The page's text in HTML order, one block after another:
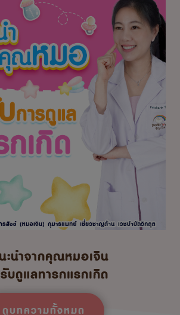
ะนำจากคุณหมอเจิน
บดูแลทารกแรกเกิด
ดูบทความทั้งหมด